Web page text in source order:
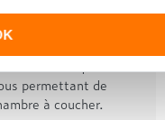
raffinés, nous
permettant de
à coucher.